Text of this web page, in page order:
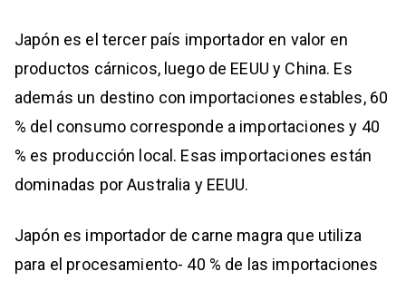
Japón es el tercer país importador en valor en
productos cárnicos, luego de EEUU y China. Es
además un destino con importaciones estables, 60
% del consumo corresponde a importaciones y 40
% es producción local. Esas importaciones están
dominadas por Australia y EEUU.
Japón es importador de carne magra que utiliza
para el procesamiento- 40 % de las importaciones